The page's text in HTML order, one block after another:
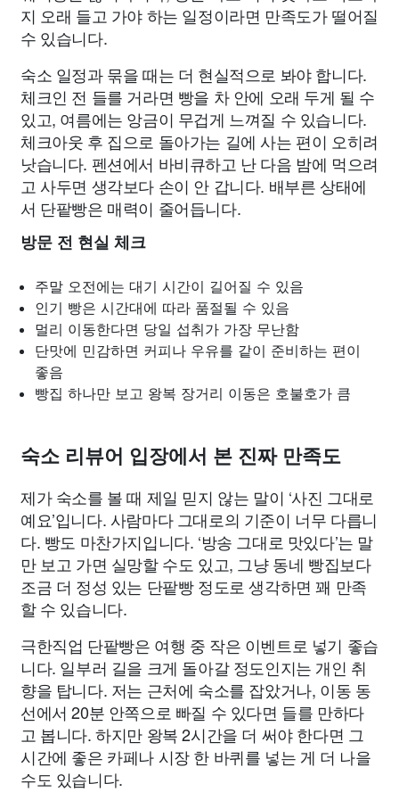
지 오래 들고 가야 하는 일정이라면 만족도가 떨어질
수 있습니다.
숙소 일정과 묶을 때는 더 현실적으로 봐야 합니다.
체크인 전 들를 거라면 빵을 차 안에 오래 두게 될 수
있고, 여름에는 앙금이 무겁게 느껴질 수 있습니다.
체크아웃 후 집으로 돌아가는 길에 사는 편이 오히려
낫습니다. 펜션에서 바비큐하고 난 다음 밤에 먹으려
고 사두면 생각보다 손이 안 갑니다. 배부른 상태에
서 단팥빵은 매력이 줄어듭니다.
방문 전 현실 체크
주말 오전에는 대기 시간이 길어질 수 있음
인기 빵은 시간대에 따라 품절될 수 있음
멀리 이동한다면 당일 섭취가 가장 무난함
단맛에 민감하면 커피나 우유를 같이 준비하는 편이
좋음
빵집 하나만 보고 왕복 장거리 이동은 호불호가 큼
숙소 리뷰어 입장에서 본 진짜 만족도
제가 숙소를 볼 때 제일 믿지 않는 말이 ‘사진 그대로
예요’입니다. 사람마다 그대로의 기준이 너무 다릅니
다. 빵도 마찬가지입니다. ‘방송 그대로 맛있다’는 말
만 보고 가면 실망할 수도 있고, 그냥 동네 빵집보다
조금 더 정성 있는 단팥빵 정도로 생각하면 꽤 만족
할 수 있습니다.
극한직업 단팥빵은 여행 중 작은 이벤트로 넣기 좋습
니다. 일부러 길을 크게 돌아갈 정도인지는 개인 취
향을 탑니다. 저는 근처에 숙소를 잡았거나, 이동 동
선에서 20분 안쪽으로 빠질 수 있다면 들를 만하다
고 봅니다. 하지만 왕복 2시간을 더 써야 한다면 그
시간에 좋은 카페나 시장 한 바퀴를 넣는 게 더 나을
수도 있습니다.